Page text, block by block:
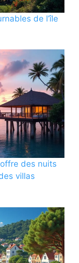
de l’île
des nuits
villas